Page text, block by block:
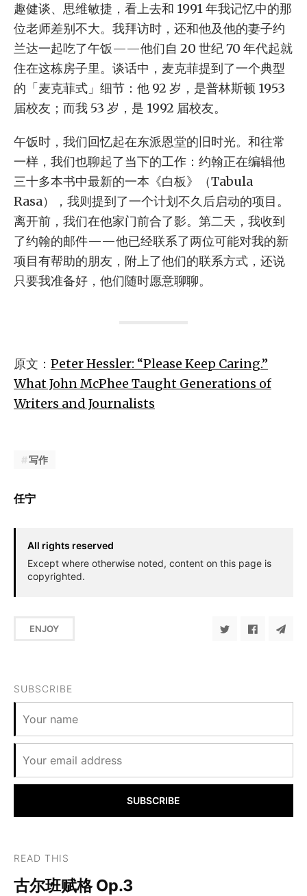
趣健谈、思维敏捷，看上去和 1991 年我记忆中的那
位老师差别不大。我拜访时，还和他及他的妻子约
兰达一起吃了午饭——他们自 20 世纪 70 年代起就
住在这栋房子里。谈话中，麦克菲提到了一个典型
的「麦克菲式」细节：他 92 岁，是普林斯顿 1953
届校友；而我 53 岁，是 1992 届校友。
午饭时，我们回忆起在东派恩堂的旧时光。和往常
一样，我们也聊起了当下的工作：约翰正在编辑他
三十多本书中最新的一本《白板》（Tabula
Rasa），我则提到了一个计划不久后启动的项目。
离开前，我们在他家门前合了影。第二天，我收到
了约翰的邮件——他已经联系了两位可能对我的新
项目有帮助的朋友，附上了他们的联系方式，还说
只要我准备好，他们随时愿意聊聊。
原文： Peter Hessler: “Please Keep Caring.”
What John McPhee Taught Generations of
Writers and Journalists
写作
任宁
All rights reserved
Except where otherwise noted, content on this page is
copyrighted.
ENJOY
SUBSCRIBE
SUBSCRIBE
READ THIS
古尔班赋格 Op.3